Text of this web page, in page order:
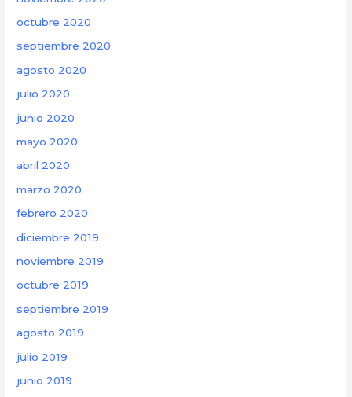
octubre 2020
septiembre 2020
agosto 2020
julio 2020
junio 2020
mayo 2020
abril 2020
marzo 2020
febrero 2020
diciembre 2019
noviembre 2019
octubre 2019
septiembre 2019
agosto 2019
julio 2019
junio 2019